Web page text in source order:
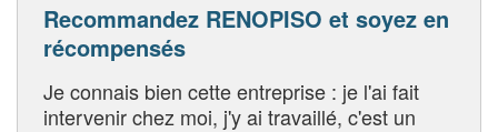
Recommandez RENOPISO et soyez en
récompensés
Je connais bien cette entreprise : je l'ai fait
intervenir chez moi, j'y ai travaillé, c'est un